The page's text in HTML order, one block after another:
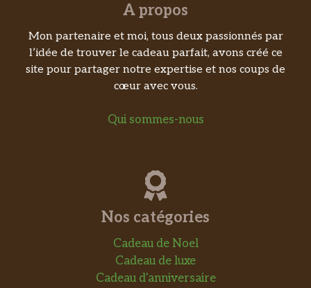
A propos
Mon partenaire et moi, tous deux passionnés par
l’idée de trouver le cadeau parfait, avons créé ce
site pour partager notre expertise et nos coups de
cœur avec vous.
Qui sommes-nous
Nos catégories
Cadeau de Noel
Cadeau de luxe
Cadeau d'anniversaire